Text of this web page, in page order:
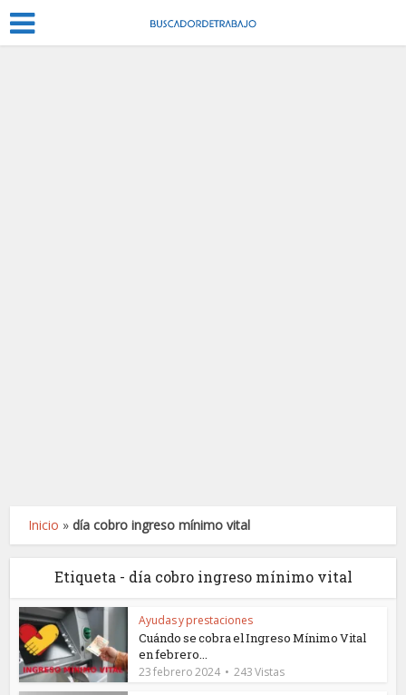
Inicio »día cobro ingreso mínimo vital
Etiqueta - día cobro ingreso mínimo vital
Ayudas y prestaciones
Cuándo se cobra el Ingreso Mínimo Vital
en febrero...
23 febrero 2024 243 Vistas